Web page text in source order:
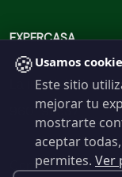
EXPERCASA
La inmobiliaria del
960 191 537
Contáctanos
🍪 Usamos
Este sitio
mejorar tu
mostrarte
aceptar
permites. Ver